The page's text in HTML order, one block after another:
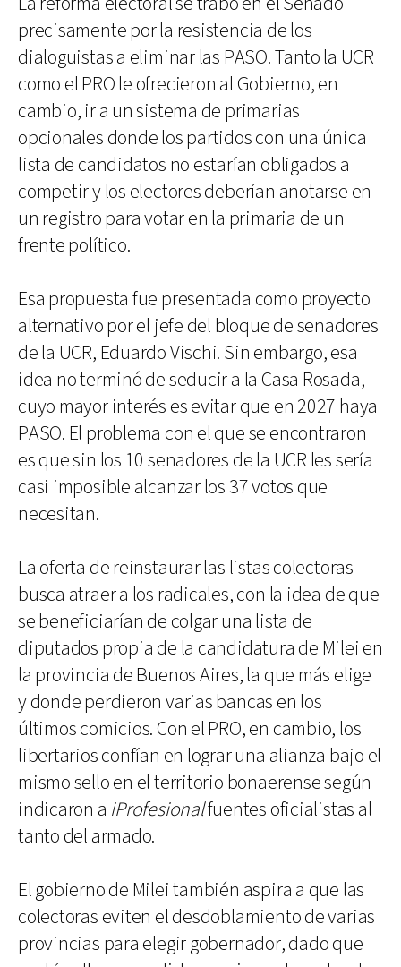
precisamente por la resistencia de los
dialoguistas a eliminar las PASO. Tanto la UCR
como el PRO le ofrecieron al Gobierno, en
cambio, ir a un sistema de primarias
opcionales donde los partidos con una única
lista de candidatos no estarían obligados a
competir y los electores deberían anotarse en
un registro para votar en la primaria de un
frente político.
Esa propuesta fue presentada como proyecto
alternativo por el jefe del bloque de senadores
de la UCR, Eduardo Vischi. Sin embargo, esa
idea no terminó de seducir a la Casa Rosada,
cuyo mayor interés es evitar que en 2027 haya
PASO. El problema con el que se encontraron
es que sin los 10 senadores de la UCR les sería
casi imposible alcanzar los 37 votos que
necesitan.
La oferta de reinstaurar las listas colectoras
busca atraer a los radicales, con la idea de que
se beneficiarían de colgar una lista de
diputados propia de la candidatura de Milei en
la provincia de Buenos Aires, la que más elige
y donde perdieron varias bancas en los
últimos comicios. Con el PRO, en cambio, los
libertarios confían en lograr una alianza bajo el
mismo sello en el territorio bonaerense según
indicaron a iProfesionalfuentes oficialistas al
tanto del armado.
El gobierno de Milei también aspira a que las
colectoras eviten el desdoblamiento de varias
provincias para elegir gobernador, dado que